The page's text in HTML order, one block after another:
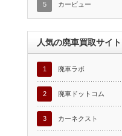
5 カービュー
人気の廃車買取サイト
1 廃車ラボ
2 廃車ドットコム
3 カーネクスト